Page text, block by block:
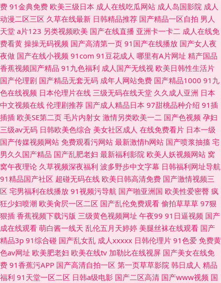
费 91金典免费 欧美三级日本 成人在线吃瓜网站 成人岛国影院 成人
动漫二区三区 久草在线最新 日韩精品推荐 国产精品一区自拍 男人
天堂 a片123 另类视频欧美 国产在线直播 亚洲卡一卡二 成人在线免
费看黄 操操无码视频 国产高清第一页 91国产在线播放 国产女人夜
夜做 国产在线小视频 91com 91豆花成人 哪里有A片网址 精产国品
香蕉视频国产精品 91九色福利 成人国产无线视 欧美日韩性生活片
国产伦理剧 国产精品无套无码 成年人网站免费 国产精品1000 91九
色在线视频 日本伦理片在线 三级无码在线天堂 久久成人亚洲 日本
中文视频在线 伦理剧推荐 国产成人精品日本 97甜桃品种介绍 91插
插插 欧美SE第二页 毛片内射女 激情另类欧美一二 国产色视频 孕妇
三级av无码 日韩欧美色综合 美女社区成人 在线免费看片 日本一级
国产传媒视频网站 免费观看污网站 最新激情h网站 国产喷浆抽搐 宅
男久久国产精品 国产乱肥老妇 最新福利影院 欧美人妖视频网站 窝
窝午夜理论 久草视频深夜福利 波多野步中文字幕 日韩福利网址导航
91精品国产社区 超碰无码在线 欧美日韩高清免费 国产激情视频三
区 宅男福利在线播放 91视频污导航 国产啪亚洲国 欧美性爱密臀 疯
狂少妇喷潮 欧美肏屄一区二区 国产乱伦免费观看 偷拍草草草 97狠
狠插 香蕉视频下载污版 三级黄色视频网址 午夜99 91日逼视频 国产
成在线观看 萌白酱一线天 乱伦五月天婷婷 美腿丝袜在线观看 国产
精品3p 91综合碰 国产乱女乱 成人xxxxx 日韩伦理片 91色爱 免费黄
色av网址 欧美肥老妇 欧美在线tv 加勒比在线视屏 国产美女在线免
费 91香蕉污APP 国产高清自拍一区 第一页草草影院 韩日成人 精品
福利 91天堂一区二区 日韩a级电影 国产二区高清 国产www视频 国